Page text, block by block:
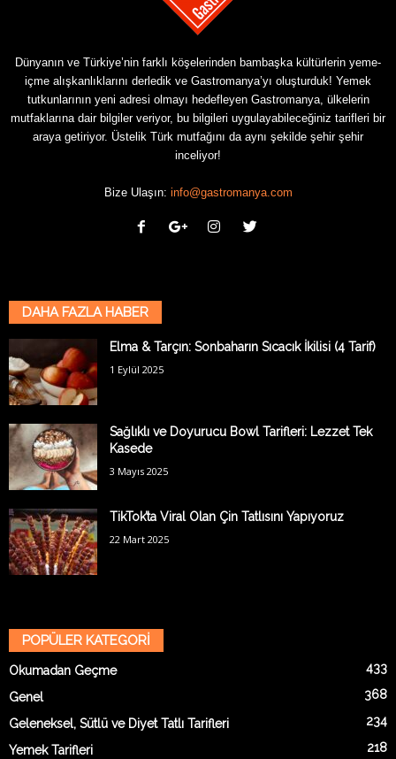
Dünyanın ve Türkiye’nin farklı köşelerinden bambaşka kültürlerin yeme-
içme alışkanlıklarını derledik ve Gastromanya’yı oluşturduk! Yemek
tutkunlarının yeni adresi olmayı hedefleyen Gastromanya, ülkelerin
mutfaklarına dair bilgiler veriyor, bu bilgileri uygulayabileceğiniz tarifleri bir
araya getiriyor. Üstelik Türk mutfağını da aynı şekilde şehir şehir
inceliyor!
Bize Ulaşın: info@gastromanya.com
DAHA FAZLA HABER
Elma & Tarçın: Sonbaharın Sıcacık İkilisi (4 Tarif)
1 Eylül 2025
Sağlıklı ve Doyurucu Bowl Tarifleri: Lezzet Tek
Kasede
3 Mayıs 2025
TikTok’ta Viral Olan Çin Tatlısını Yapıyoruz
22 Mart 2025
POPÜLER KATEGORİ
Okumadan Geçme 433
Genel 368
Geleneksel, Sütlü ve Diyet Tatlı Tarifleri 234
Yemek Tarifleri 218